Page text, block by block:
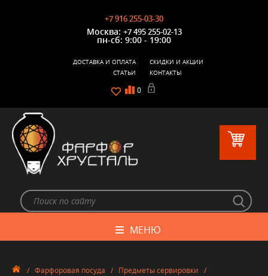
+7 916 255-03-30
Москва: +7 495 255-02-13
пн-сб: 9:00 - 19:00
0
ДОСТАВКА И ОПЛАТА
СКИДКИ И АКЦИИ
СТАТЬИ
КОНТАКТЫ
МЕНЮ
/ Фарфоровая посуда / Предметы сервировки /